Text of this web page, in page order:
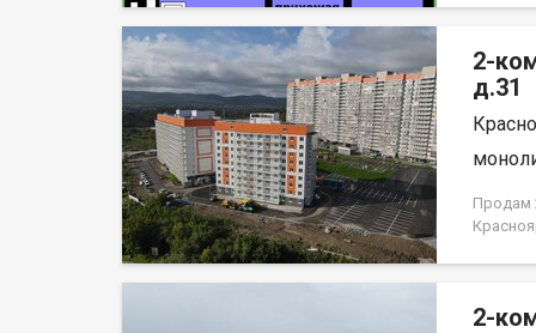
Саян.
лог» и
Енисей
2-
д.31
Продам
2-